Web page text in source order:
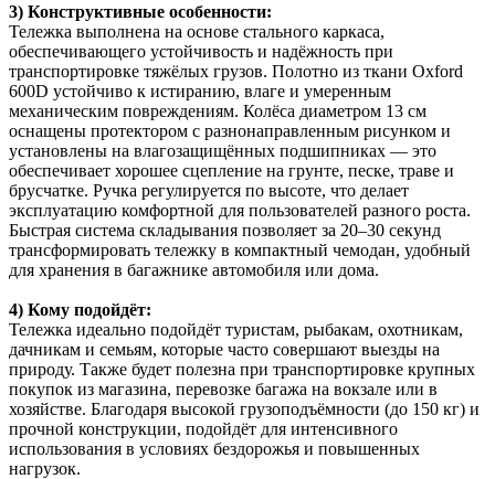
3) Конструктивные особенности:
Тележка выполнена на основе стального каркаса,
обеспечивающего устойчивость и надёжность при
транспортировке тяжёлых грузов. Полотно из ткани Oxford
600D устойчиво к истиранию, влаге и умеренным
механическим повреждениям. Колёса диаметром 13 см
оснащены протектором с разнонаправленным рисунком и
установлены на влагозащищённых подшипниках — это
обеспечивает хорошее сцепление на грунте, песке, траве и
брусчатке. Ручка регулируется по высоте, что делает
эксплуатацию комфортной для пользователей разного роста.
Быстрая система складывания позволяет за 20–30 секунд
трансформировать тележку в компактный чемодан, удобный
для хранения в багажнике автомобиля или дома.
4) Кому подойдёт:
Тележка идеально подойдёт туристам, рыбакам, охотникам,
дачникам и семьям, которые часто совершают выезды на
природу. Также будет полезна при транспортировке крупных
покупок из магазина, перевозке багажа на вокзале или в
хозяйстве. Благодаря высокой грузоподъёмности (до 150 кг) и
прочной конструкции, подойдёт для интенсивного
использования в условиях бездорожья и повышенных
нагрузок.